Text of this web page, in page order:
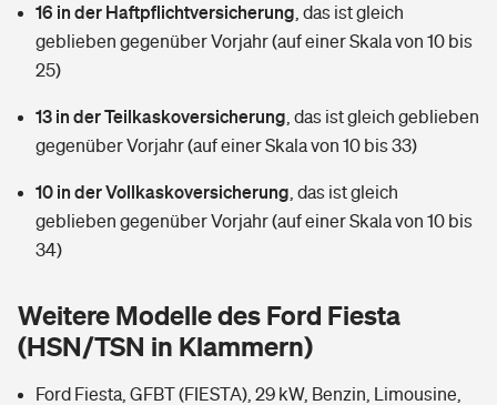
Wer versichert was: Jetzt Versicherer finden
Sie haben Fragen?
Mietkautionsversicherung
Restkreditversicherung
Tools
Hochwasser-Check: Wie gefährdet ist Ihr Haus?
Kinderinvalidität
Hundehalter-Haftpflicht
Handyversicherung
Private Cyberversicherung
Tierkrankenversicherung
Zur Übersicht
Tools
Wer versichert was: Jetzt Versicherer finden
Rentenrechner: Wie viel Geld bekomme ich im Alter?
16 in der Haftpflichtversicherung das ist gleich
geblieben gegenüber Vorjahr (auf einer Skala von 10 bis
25)
13 in der Teilkaskoversicherung das ist gleich geblieben
gegenüber Vorjahr (auf einer Skala von 10 bis 33)
10 in der Vollkaskoversicherung das ist gleich
geblieben gegenüber Vorjahr (auf einer Skala von 10 bis
34)
Weitere Modelle des Ford Fiesta
(HSN/TSN in Klammern)
Ford Fiesta, GFBT (FIESTA), 29 kW, Benzin, Limousine,